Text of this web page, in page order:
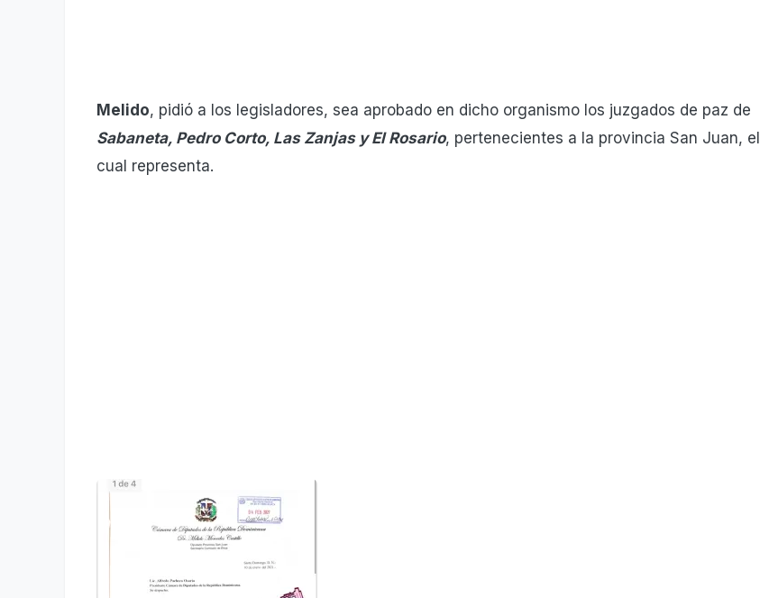
Melido, pidió a los legisladores, sea aprobado en dicho organismo los juzgados de paz de
Sabaneta, Pedro Corto, Las Zanjas y El Rosario, pertenecientes a la provincia San Juan, el
cual representa.